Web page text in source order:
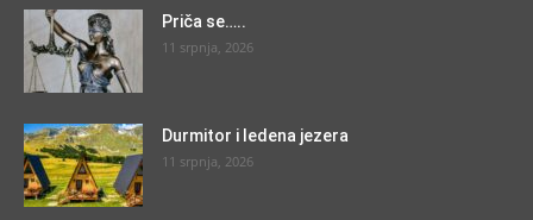
Priča se…..
11 srpnja, 2026
Durmitor i ledena jezera
11 srpnja, 2026